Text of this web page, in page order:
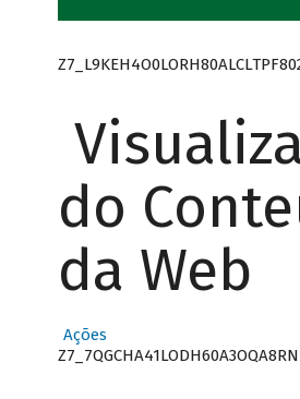
do
da Web
Ações